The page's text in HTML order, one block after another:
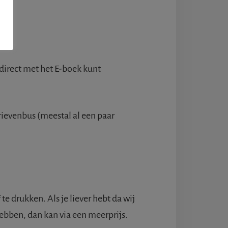
met het E-boek kunt
(meestal al een paar
drukken. Als je liever hebt da wij
dan kan via een meerprijs.